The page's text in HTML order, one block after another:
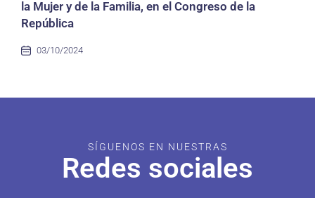
la Mujer y de la Familia, en el Congreso de la
República
03/10/2024
SÍGUENOS EN NUESTRAS
Redes sociales